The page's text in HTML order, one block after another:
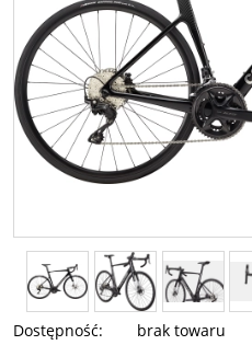
Dostępność: brak towaru